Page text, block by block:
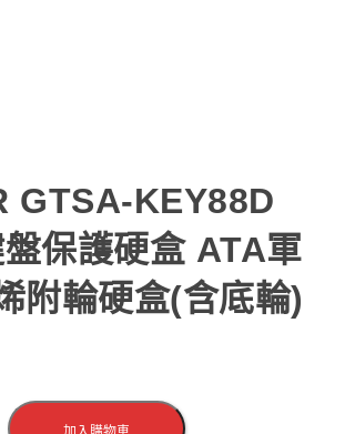
GTSA-KEY88D
保護硬盒 ATA軍
附輪硬盒(含底輪)